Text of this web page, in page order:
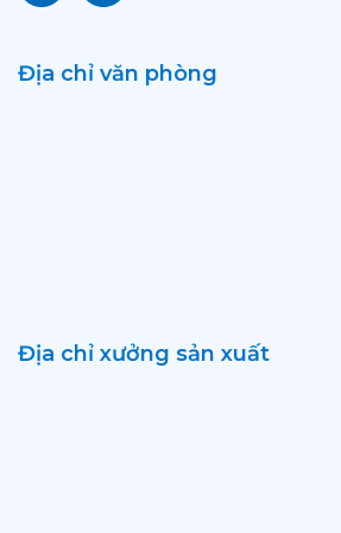
Địa chỉ văn phòng
Địa chỉ xưởng sản xuất